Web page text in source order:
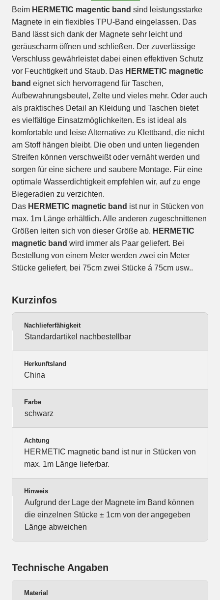
Beim HERMETIC magentic band sind leistungsstarke
Magnete in ein flexibles TPU-Band eingelassen. Das
Band lässt sich dank der Magnete sehr leicht und
geräuscharm öffnen und schließen. Der zuverlässige
Verschluss gewährleistet dabei einen effektiven Schutz
vor Feuchtigkeit und Staub. Das HERMETIC magnetic
band eignet sich hervorragend für Taschen,
Aufbewahrungsbeutel, Zelte und vieles mehr. Oder auch
als praktisches Detail an Kleidung und Taschen bietet
es vielfältige Einsatzmöglichkeiten. Es ist ideal als
komfortable und leise Alternative zu Klettband, die nicht
am Stoff hängen bleibt. Die oben und unten liegenden
Streifen können verschweißt oder vernäht werden und
sorgen für eine sichere und saubere Montage. Für eine
optimale Wasserdichtigkeit empfehlen wir, auf zu enge
Biegeradien zu verzichten.
Das HERMETIC magnetic band ist nur in Stücken von
max. 1m Länge erhältlich. Alle anderen zugeschnittenen
Größen leiten sich von dieser Größe ab. HERMETIC
magnetic band wird immer als Paar geliefert. Bei
Bestellung von einem Meter werden zwei ein Meter
Stücke geliefert, bei 75cm zwei Stücke á 75cm usw..
Kurzinfos
Nachlieferfähigkeit
Standardartikel nachbestellbar
Herkunftsland
China
Farbe
schwarz
Achtung
HERMETIC magnetic band ist nur in Stücken von
max. 1m Länge lieferbar.
Hinweis
Aufgrund der Lage der Magnete im Band können
die einzelnen Stücke ± 1cm von der angegeben
Länge abweichen
Technische Angaben
Material